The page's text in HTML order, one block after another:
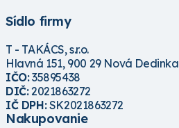
Sídlo firmy
T - TAKÁCS, s.r.o.
Hlavná 151, 900 29 Nová Dedinka
IČO:35895438
DIČ:2021863272
IČ DPH:SK2021863272
Nakupovanie